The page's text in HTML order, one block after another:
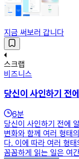
지금 써보러 갑니다
스크랩
비즈니스
당신이 사인하기 전
6분
당신이 사인하기 전에
변화와 함께 여러 형태
다. 이에 따라 여러 형
꼼꼼하게 읽는 일은 여